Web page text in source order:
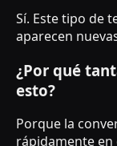
Sí. Este tipo de
aparecen
¿Por qué
esto?
Porque la
rápidamente